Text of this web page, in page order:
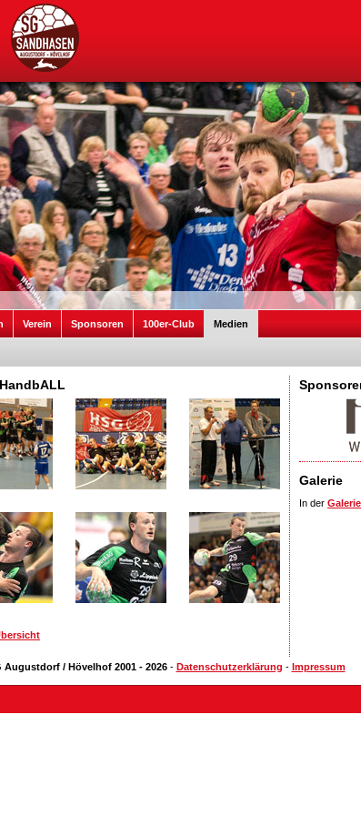
Verein Sponsoren 100er-Club Medien
Galerie
In der Galerie
Augustdorf / Hövelhof 2001 - 2026- Datenschutzerklärung - Impressum